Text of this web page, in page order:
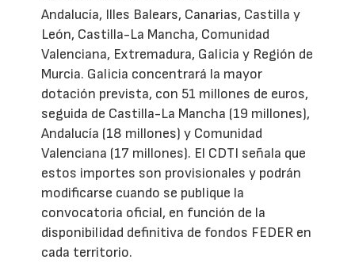
Andalucía, Illes Balears, Canarias, Castilla y
León, Castilla-La Mancha, Comunidad
Valenciana, Extremadura, Galicia y Región de
Murcia. Galicia concentrará la mayor
dotación prevista, con 51 millones de euros,
seguida de Castilla-La Mancha (19 millones),
Andalucía (18 millones) y Comunidad
Valenciana (17 millones). El CDTI señala que
estos importes son provisionales y podrán
modificarse cuando se publique la
convocatoria oficial, en función de la
disponibilidad definitiva de fondos FEDER en
cada territorio.